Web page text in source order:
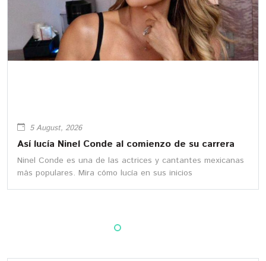
5 August, 2026
Así lucía Ninel Conde al comienzo de su carrera
Ninel Conde es una de las actrices y cantantes mexicanas
más populares. Mira cómo lucía en sus inicios